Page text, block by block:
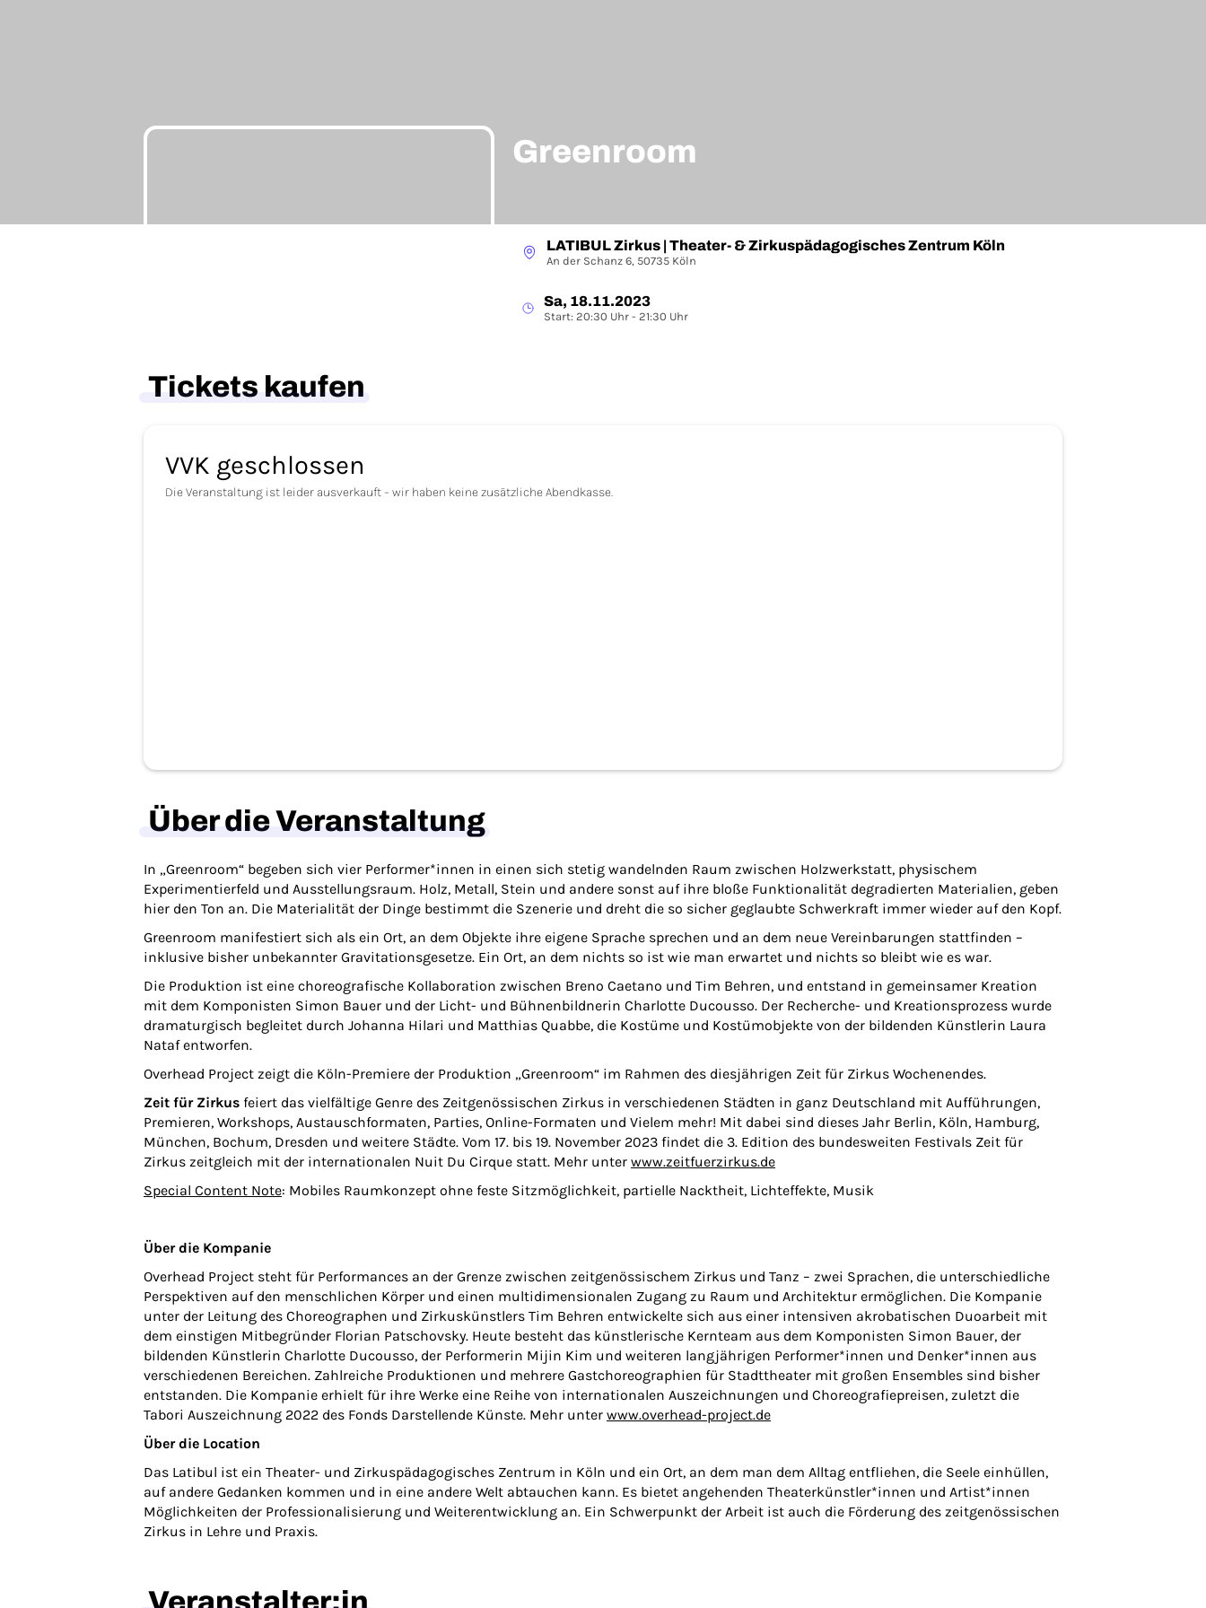
Greenroom
LATIBUL Zirkus | Theater- & Zirkuspädagogisches Zentrum Köln
An der Schanz 6, 50735 Köln
Sa, 18.11.2023
Start: 20:30 Uhr - 21:30 Uhr
Tickets kaufen
VVK geschlossen
Die Veranstaltung ist leider ausverkauft – wir haben keine zusätzliche Abendkasse.
Über die Veranstaltung
In „Greenroom“ begeben sich vier Performer*innen in einen sich stetig wandelnden Raum zwischen Holzwerkstatt, physischem
Experimentierfeld und Ausstellungsraum. Holz, Metall, Stein und andere sonst auf ihre bloße Funktionalität degradierten Materialien, geben
hier den Ton an. Die Materialität der Dinge bestimmt die Szenerie und dreht die so sicher geglaubte Schwerkraft immer wieder auf den Kopf.
Greenroom manifestiert sich als ein Ort, an dem Objekte ihre eigene Sprache sprechen und an dem neue Vereinbarungen stattfinden –
inklusive bisher unbekannter Gravitationsgesetze. Ein Ort, an dem nichts so ist wie man erwartet und nichts so bleibt wie es war.
Die Produktion ist eine choreografische Kollaboration zwischen Breno Caetano und Tim Behren, und entstand in gemeinsamer Kreation
mit dem Komponisten Simon Bauer und der Licht- und Bühnenbildnerin Charlotte Ducousso. Der Recherche- und Kreationsprozess wurde
dramaturgisch begleitet durch Johanna Hilari und Matthias Quabbe, die Kostüme und Kostümobjekte von der bildenden Künstlerin Laura
Nataf entworfen.
Overhead Project zeigt die Köln-Premiere der Produktion „Greenroom“ im Rahmen des diesjährigen Zeit für Zirkus Wochenendes.
Zeit für Zirkus feiert das vielfältige Genre des Zeitgenössischen Zirkus in verschiedenen Städten in ganz Deutschland mit Aufführungen,
Premieren, Workshops, Austauschformaten, Parties, Online-Formaten und Vielem mehr! Mit dabei sind dieses Jahr Berlin, Köln, Hamburg,
München, Bochum, Dresden und weitere Städte. Vom 17. bis 19. November 2023 findet die 3. Edition des bundesweiten Festivals Zeit für
Zirkus zeitgleich mit der internationalen Nuit Du Cirque statt. Mehr unter www.zeitfuerzirkus.de
Special Content Note: Mobiles Raumkonzept ohne feste Sitzmöglichkeit, partielle Nacktheit, Lichteffekte, Musik
Über die Kompanie
Overhead Project steht für Performances an der Grenze zwischen zeitgenössischem Zirkus und Tanz – zwei Sprachen, die unterschiedliche
Perspektiven auf den menschlichen Körper und einen multidimensionalen Zugang zu Raum und Architektur ermöglichen. Die Kompanie
unter der Leitung des Choreographen und Zirkuskünstlers Tim Behren entwickelte sich aus einer intensiven akrobatischen Duoarbeit mit
dem einstigen Mitbegründer Florian Patschovsky. Heute besteht das künstlerische Kernteam aus dem Komponisten Simon Bauer, der
bildenden Künstlerin Charlotte Ducousso, der Performerin Mijin Kim und weiteren langjährigen Performer*innen und Denker*innen aus
verschiedenen Bereichen. Zahlreiche Produktionen und mehrere Gastchoreographien für Stadttheater mit großen Ensembles sind bisher
entstanden. Die Kompanie erhielt für ihre Werke eine Reihe von internationalen Auszeichnungen und Choreografiepreisen, zuletzt die
Tabori Auszeichnung 2022 des Fonds Darstellende Künste. Mehr unter www.overhead-project.de
Über die Location
Das Latibul ist ein Theater- und Zirkuspädagogisches Zentrum in Köln und ein Ort, an dem man dem Alltag entfliehen, die Seele einhüllen,
auf andere Gedanken kommen und in eine andere Welt abtauchen kann. Es bietet angehenden Theaterkünstler*innen und Artist*innen
Möglichkeiten der Professionalisierung und Weiterentwicklung an. Ein Schwerpunkt der Arbeit ist auch die Förderung des zeitgenössischen
Zirkus in Lehre und Praxis.